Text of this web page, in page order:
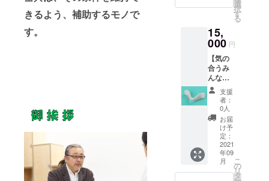
きるよう、補助するモノで
す。
年7月よ
発送い
たしま
す。 ③
プロ
ジェク
ト達成
により
製作す
る金型
で成型
した製
品 ２
個 ※
こちら
は2021
年9月よ
さい。
機能は
同等で
す。
※こちら
は2021
年7月よ
り順次
発送い
たしま
す。 ②
オリジ
ナルT
シャツ
（Lサイ
ズ）
形品 4
礼メー
ル デ
ザイン
は成型
品と同
じで３D
プリン
ト造形
品で
す。
金型に
よる成
型品が
出来る
までこ
ちらを
選
択
す
る
15,
000 円
【気の
合うみ
んな
で！応
援コー
ス（３D
プリン
ト造形
品＋成
型品＋
御礼
メー
ル）】
支援
者：
0人
お届
け予
定：
2021
年09
月
こ
の
リ
タ